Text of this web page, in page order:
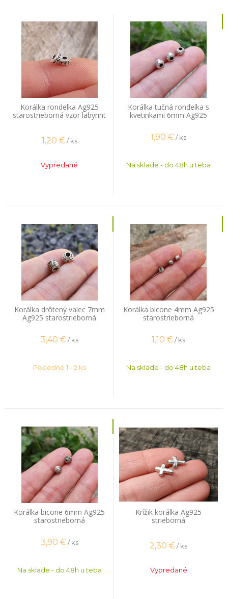
Korálka rondelka Ag925
starostrieborná vzor labyrint
1,20 € / ks
Vypredané
Korálka tučná rondelka s
kvetinkami 6mm Ag925
starostrieborná
1,90 €/ ks
Na sklade - do 48h u teba
Korálka drôtený valec 7mm
Ag925 starostrieborná
3,40 € / ks
Posledné 1 - 2 ks
Korálka bicone 4mm Ag925
starostrieborná
1,10 €/ ks
Na sklade - do 48h u teba
Korálka bicone 6mm Ag925
starostrieborná
3,90 € / ks
Na sklade - do 48h u teba
Krížik korálka Ag925
strieborná
2,30 €/ ks
Vypredané